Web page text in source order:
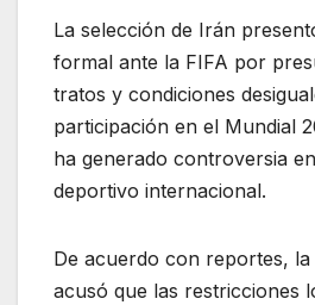
La selección de Irán
formal ante la FIFA por
tratos y condiciones
participación en el Mundial
ha generado controversia
deportivo internacional.
De acuerdo con reportes,
acusó que las restricciones